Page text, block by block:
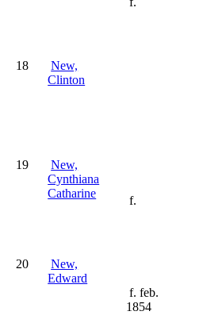
18
New,
Clinton
19
New,
Cynthiana
Catharine
f.
20
New,
Edward
f. feb.
1854